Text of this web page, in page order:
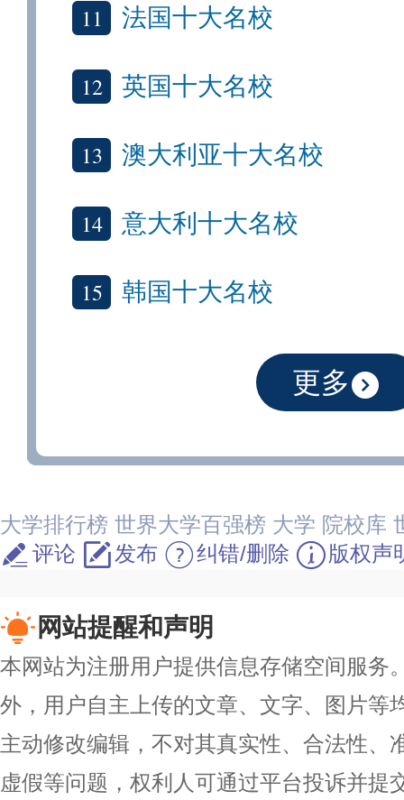
11 法国十大名校
12 英国十大名校
13 澳大利亚十大名校
14 意大利十大名校
15 韩国十大名校
更多
大学排行榜 世界大学百强榜 大学 院校库
评论
发布 纠错/删除 版权声
网站提醒和声明
本网站为注册用户提供信息存储空间服务
外，用户自主上传的文章、文字、图片等
主动修改编辑，不对其真实性、合法性、
虚假等问题，权利人可通过平台投诉并提